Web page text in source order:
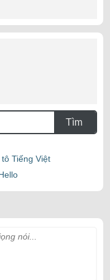
Tìm
Tiếng Việt
nói...